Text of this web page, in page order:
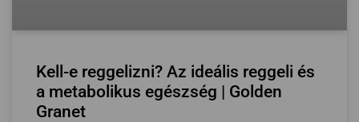
Kell-e reggelizni? Az ideális reggeli és
a metabolikus egészség | Golden
Granet